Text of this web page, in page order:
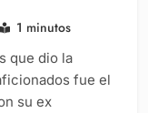
1 minutos
que dio la
fue el
su ex